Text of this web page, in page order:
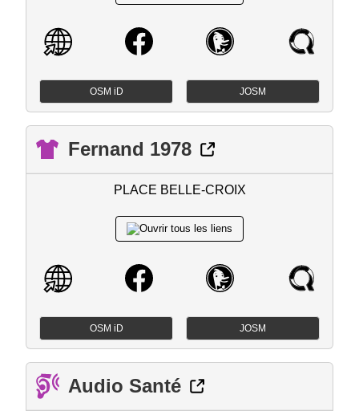
OSM iD JOSM
Fernand 1978
PLACE BELLE-CROIX
OSM iD JOSM
Audio Santé